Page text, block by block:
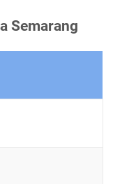
Semarang